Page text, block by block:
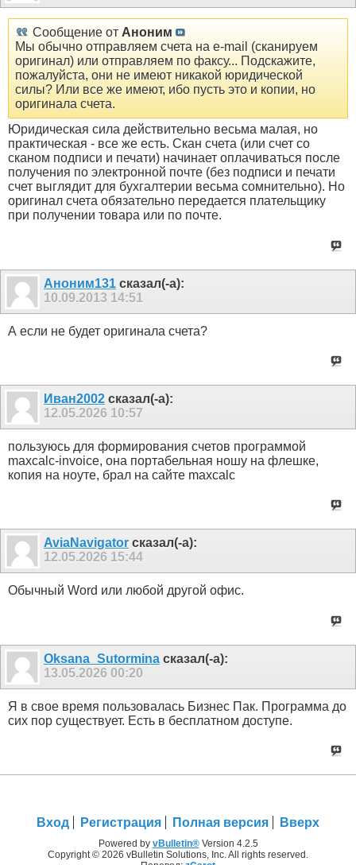
Сообщение от Аноним
Мы обычно отправляем счета на e-mail (сканируем
оригинал) или отправляем по факсу... Подскажите,
пожалуйста, они не имеют никакой юридической
силы? Или все же имеют, ибо пусть это и копии, но
оригинала счета.
Юридическая сила действительно весьма малая, но
практическая - все же есть. Скан счета (или счет со
сканом подписи и печати) начинает оплачиваться после
получения по электронной почте (без подписи и печати
счет выглядит для бухгалтерии весьма сомнительно). Но
оригинал счета обязательно передается плательщику
при получении товара или по почте.
Аноним131 сказал(-а):
10.09.2013 14:51
А если не будет оригинала счета?
Иван2002 сказал(-а):
12.05.2026 10:57
пользуюсь для формирования счетов программой
maxcalc‑invoice, она портабельная ношу на флешке,
копия на ноуте, брал на сайте maxcalc
AviaNavigator сказал(-а):
12.05.2026 15:44
Обычный Word или любой другой офис.
Oksana_Sutormina сказал(-а):
13.05.2026 00:20
Я в свое время пользовалась Бизнес Пак. Программа до
сих пор существует. Есть в бесплатном доступе.
Вход Регистрация Полная версия Вверх
Powered by vBulletin®Version 4.2.5
Copyright © 2026 vBulletin Solutions, Inc. All rights reserved.